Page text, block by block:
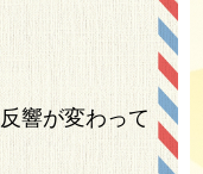
響が変わって